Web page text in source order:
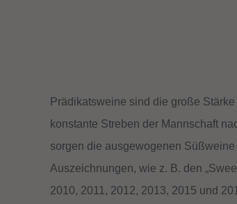
Prädikatsweine sind die große
konstante Streben der Mannschaft
sorgen die ausgewogenen
Auszeichnungen, wie z. B. den
2010, 2011, 2012, 2013, 2015 und